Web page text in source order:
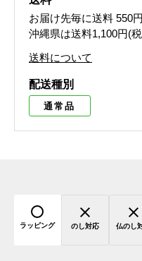
お届け先毎に送料 550
沖縄県は送料1,100円(
送料について
配送種別
通常品
ラッピング のし対応 仏のし